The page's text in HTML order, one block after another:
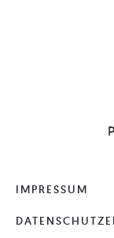
IMPRESSUM